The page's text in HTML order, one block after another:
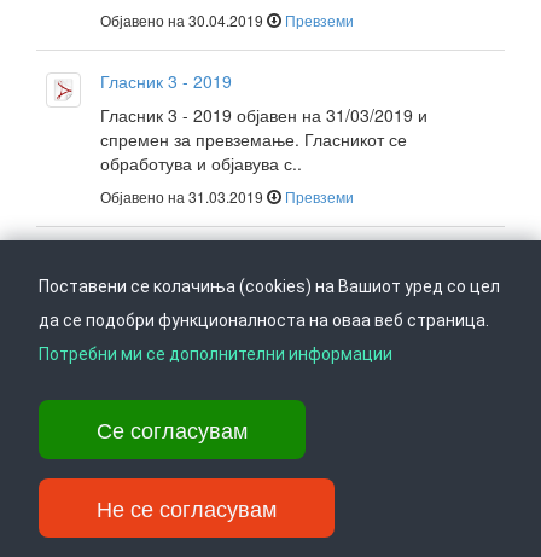
Објавено на 30.04.2019 Превземи
Гласник 3 - 2019
Гласник 3 - 2019 објавен на 31/03/2019 и
спремен за превземање. Гласникот се
обработува и објавува с..
Објавено на 31.03.2019 Превземи
Гласник 2 - 2019 објавен на 28/02/2019 и
спремен за превземање. Гласникот се
Гласник 1 - 2019
спремен за превземање. Гласникот се
обработува и објавува с..
Поставени се колачиња (cookies) на Вашиот уред со цел
да се подобри функционалноста на оваа веб страница.
Потребни ми се дополнителни информации
Се согласувам
Не се согласувам